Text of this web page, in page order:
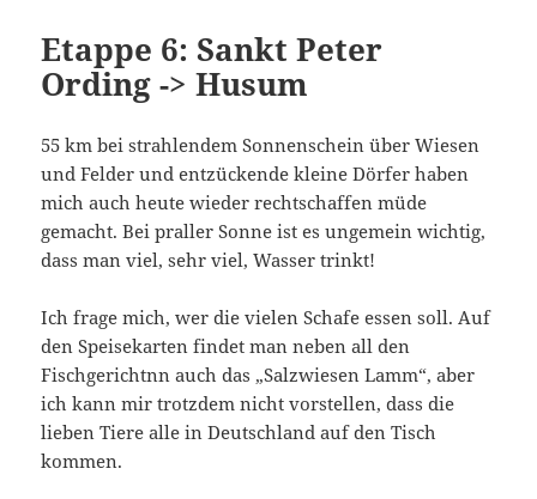
Etappe 6: Sankt Peter
Ording -> Husum
55 km bei strahlendem Sonnenschein über Wiesen
und Felder und entzückende kleine Dörfer haben
mich auch heute wieder rechtschaffen müde
gemacht. Bei praller Sonne ist es ungemein wichtig,
dass man viel, sehr viel, Wasser trinkt!
Ich frage mich, wer die vielen Schafe essen soll. Auf
den Speisekarten findet man neben all den
Fischgerichtnn auch das „Salzwiesen Lamm“, aber
ich kann mir trotzdem nicht vorstellen, dass die
lieben Tiere alle in Deutschland auf den Tisch
kommen.